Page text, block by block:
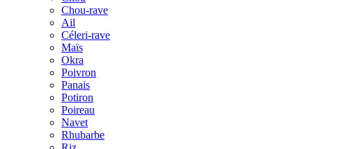
Chou-rave
Ail
Céleri-rave
Maïs
Okra
Poivron
Panais
Potiron
Poireau
Navet
Rhubarbe